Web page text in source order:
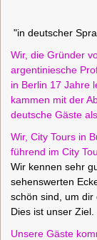
"in deutscher
Wir, die Gründer
argentiniesche
in Berlin 17 Jahre
kammen mit der
deutsche Gäste
Wir, City Tours in
führend im City
Wir kennen sehr
sehenswerten
schön sind, um dir
Dies ist unser Ziel.
Unsere Gäste